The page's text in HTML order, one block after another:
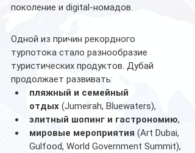
поколение и digital-номадов.
Одной из причин рекордного
турпотока стало разнообразие
туристических продуктов. Дубай
продолжает развивать:
пляжный и семейный
отдых (Jumeirah, Bluewaters),
элитный шопинг и гастрономию,
мировые мероприятия (Art Dubai,
Gulfood, World Government Summit),